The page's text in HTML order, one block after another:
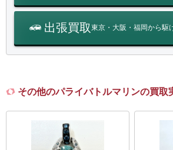
出張買取東京・大阪・福岡から駆
その他のパライバトルマリンの買取